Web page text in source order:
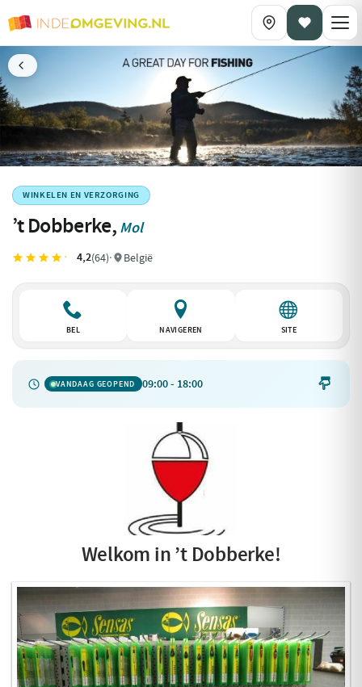
WINKELEN EN VERZORGING
’t Dobberke, Mol
4,2(64)· België
BEL NAVIGEREN SITE
VANDAAG GEOPEND 09:00 - 18:00 
Welkom in ’t Dobberke!